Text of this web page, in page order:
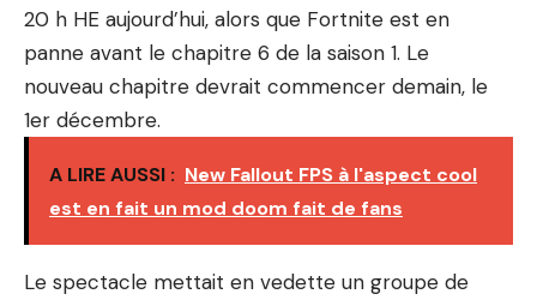
20 h HE aujourd’hui, alors que Fortnite est en
panne avant le chapitre 6 de la saison 1. Le
nouveau chapitre devrait commencer demain, le
1er décembre.
A LIRE AUSSI : New Fallout FPS à l'aspect cool
est en fait un mod doom fait de fans
Le spectacle mettait en vedette un groupe de